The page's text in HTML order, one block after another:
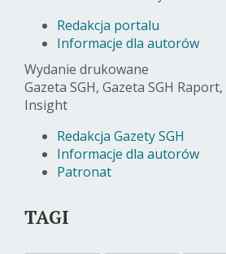
Redakcja portalu
Informacje dla autorów
Wydanie drukowane
Gazeta SGH, Gazeta SGH Raport,
Insight
Redakcja Gazety SGH
Informacje dla autorów
Patronat
TAGI